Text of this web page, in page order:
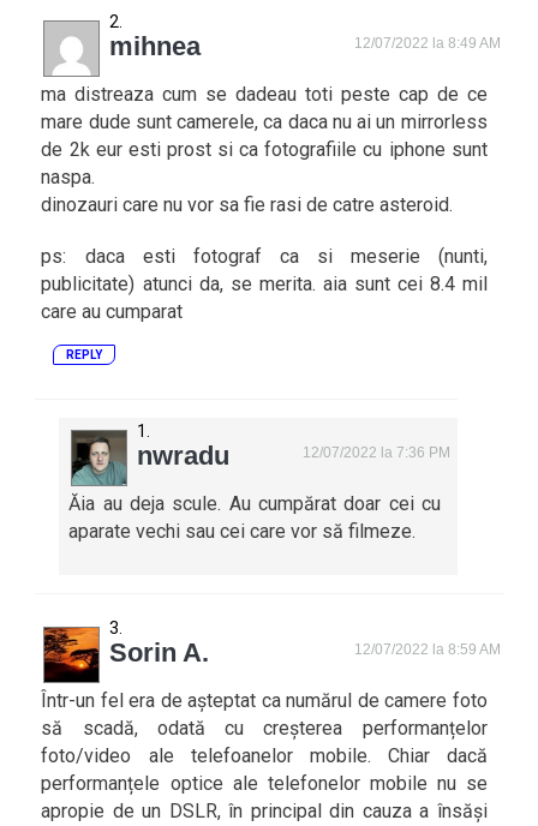
mihnea 12/07/2022 la 8:49 AM
ma distreaza cum se dadeau toti peste cap de ce
mare dude sunt camerele, ca daca nu ai un mirrorless
de 2k eur esti prost si ca fotografiile cu iphone sunt
naspa.
dinozauri care nu vor sa fie rasi de catre asteroid.
ps: daca esti fotograf ca si meserie (nunti,
publicitate) atunci da, se merita. aia sunt cei 8.4 mil
care au cumparat
REPLY
nwradu 12/07/2022 la 7:36 PM
Ăia au deja scule. Au cumpărat doar cei cu
aparate vechi sau cei care vor să filmeze.
Sorin A. 12/07/2022 la 8:59 AM
Într-un fel era de așteptat ca numărul de camere foto
să scadă, odată cu creșterea performanțelor
foto/video ale telefoanelor mobile. Chiar dacă
performanțele optice ale telefonelor mobile nu se
apropie de un DSLR, în principal din cauza a însăși